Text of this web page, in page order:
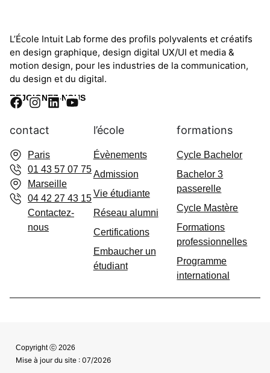
L’École Intuit Lab forme des profils polyvalents et créatifs
en design graphique, design digital UX/UI et media &
motion design, pour les industries de la communication,
du design et du digital.
REJOIGNEZ-NOUS
contact
Paris
01 43 57 07 75
Marseille
04 42 27 43 15
Contactez-
nous
l’école
Évènements
Admission
Vie étudiante
Réseau alumni
Certifications
Embaucher un
étudiant
formations
Cycle Bachelor
Bachelor 3
passerelle
Cycle Mastère
Formations
professionnelles
Programme
international
Copyright ⓒ 2026
Mise à jour du site : 07/2026